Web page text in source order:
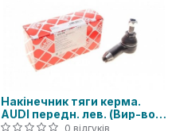
Накінечник тяги керма.
AUDI передн. лев. (Вир-во
Febi)
0 відгуків